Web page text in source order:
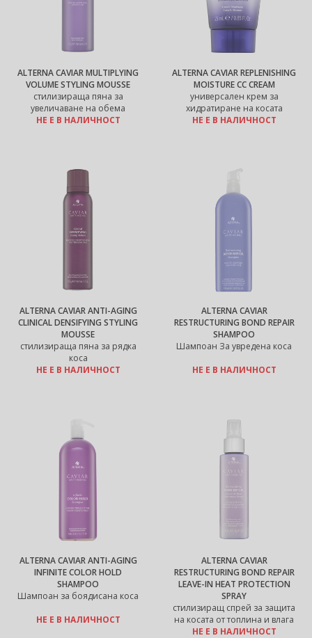
ALTERNA CAVIAR MULTIPLYING
VOLUME STYLING MOUSSE
стилизираща пяна за
увеличаване на обема
НЕ Е В НАЛИЧНОСТ
ALTERNA CAVIAR REPLENISHING
MOISTURE CC CREAM
универсален крем за
хидратиране на косата
НЕ Е В НАЛИЧНОСТ
ALTERNA CAVIAR ANTI-AGING
CLINICAL DENSIFYING STYLING
MOUSSE
стилизираща пяна за рядка
коса
НЕ Е В НАЛИЧНОСТ
ALTERNA CAVIAR
RESTRUCTURING BOND REPAIR
SHAMPOO
Шампоан За увредена коса
НЕ Е В НАЛИЧНОСТ
ALTERNA CAVIAR ANTI-AGING
INFINITE COLOR HOLD
SHAMPOO
Шампоан за боядисана коса
НЕ Е В НАЛИЧНОСТ
ALTERNA CAVIAR
RESTRUCTURING BOND REPAIR
LEAVE-IN HEAT PROTECTION
SPRAY
стилизиращ спрей за защита
на косата от топлина и влага
НЕ Е В НАЛИЧНОСТ